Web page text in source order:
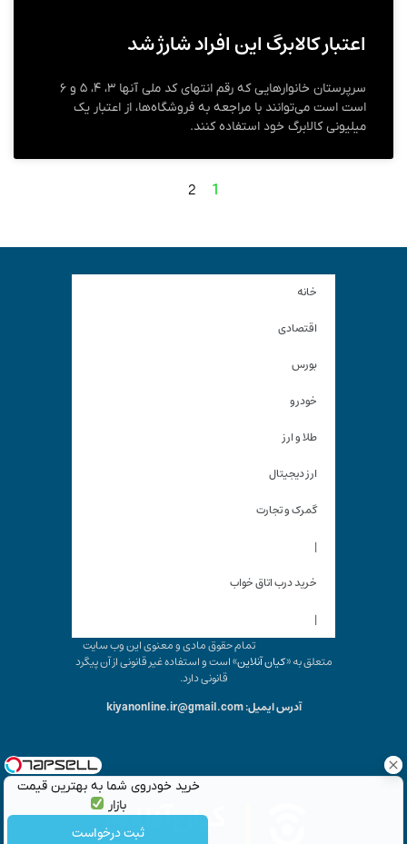
خرید خودروی شما به بهترین قیمت
بازار
ثبت درخواست
اعتبار کالابرگ این افراد شارژ شد
سرپرستان خانوارهایی که رقم انتهای کد ملی آنها ۳، ۴، ۵ و ۶
است است می‌توانند با مراجعه به فروشگاه‌ها، از اعتبار یک
میلیونی کالابرگ خود استفاده کنند.
1
2
خانه
اقتصادی
بورس
خودرو
طلا و ارز
ارز دیجیتال
گمرک و تجارت
|
خرید درب اتاق خواب
|
تمام حقوق مادی و معنوی این وب سایت
متعلق به «کیان آنلاین» است و استفاده غیر قانونی از آن پیگرد
قانونی دارد.
آدرس ایمیل: kiyanonline.ir@gmail.com